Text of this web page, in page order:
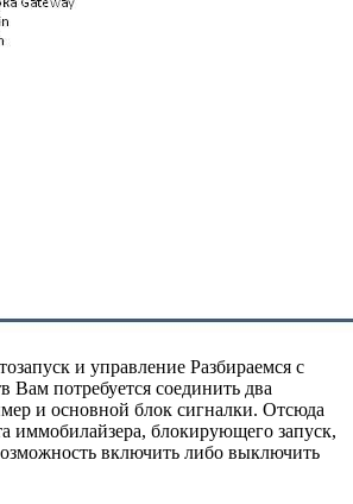
и управление Разбираемся с
Вам потребуется соединить два
и основной блок сигналки. Отсюда
иммобилайзера, блокирующего запуск,
включить либо выключить